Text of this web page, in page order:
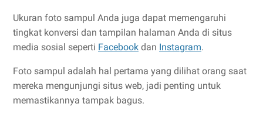
Ukuran foto sampul Anda juga dapat memengaruhi
tingkat konversi dan tampilan halaman Anda di situs
media sosial seperti Facebook dan Instagram.
Foto sampul adalah hal pertama yang dilihat orang saat
mereka mengunjungi situs web, jadi penting untuk
memastikannya tampak bagus.